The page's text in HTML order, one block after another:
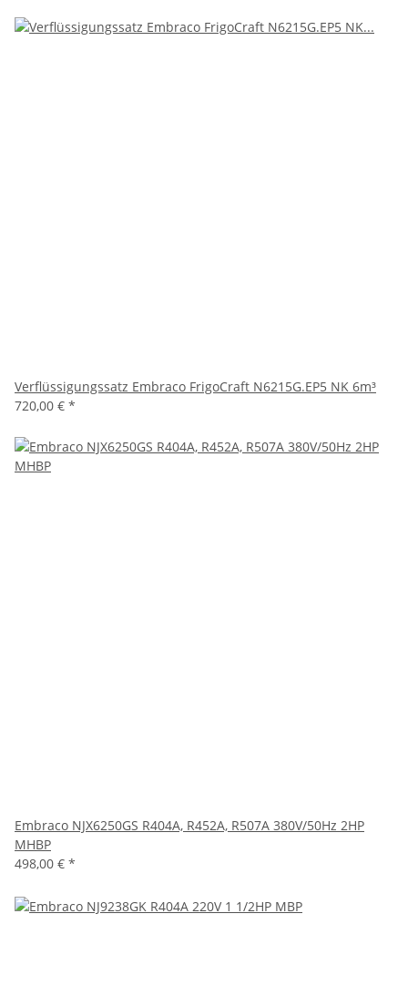
Verflüssigungssatz Embraco FrigoCraft N6215G.EP5 NK 6m³
720,00 € *
Embraco NJX6250GS R404A, R452A, R507A 380V/50Hz 2HP
MHBP
498,00 € *